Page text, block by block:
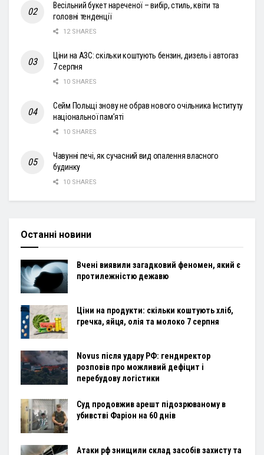
Весільний букет нареченої – вибір, стиль, квіти та
головні тенденції
12 SHARES
Ціни на АЗС: скільки коштують бензин, дизель і автогаз
7 серпня
10 SHARES
Сейм Польщі знову не обрав нового очільника Інституту
національної пам’яті
10 SHARES
Чавунні печі, як сучасний вид опалення власного
будинку
10 SHARES
Останні новини
Вчені виявили загадковий феномен, який є
протилежністю дежавю
Ціни на продукти: скільки коштують хліб,
гречка, яйця, олія та молоко 7 серпня
Novus після удару РФ: гендиректор
розповів про можливий дефіцит і
перебудову логістики
Суд продовжив арешт підозрюваному в
убивстві Фаріон на 60 днів
Атаки рф знищили склад засобів захисту та